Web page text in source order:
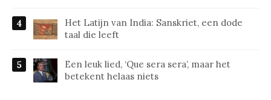
Het Latijn van India: Sanskriet, een dode
taal die leeft
Een leuk lied, ‘Que sera sera’, maar het
betekent helaas niets